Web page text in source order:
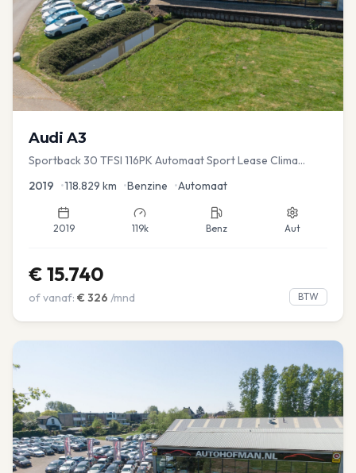
Audi A3
Sportback 30 TFSI 116PK Automaat Sport Lease Clima
2019 •118.829 km •Benzine •Automaat
2019 119k Benz Aut
€ 15.740
of vanaf: € 326 /mnd BTW